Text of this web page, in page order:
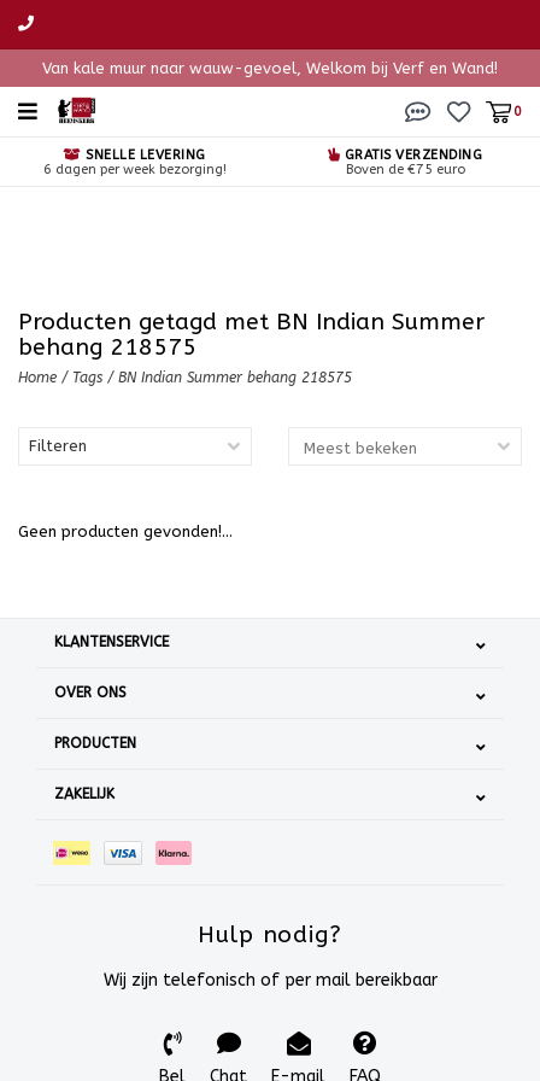
Van kale muur naar wauw-gevoel, Welkom bij Verf en Wand!
0
SNELLE LEVERING
6 dagen per week bezorging!
GRATIS VERZENDING
Boven de €75 euro
Producten getagd met BN Indian Summer
behang 218575
Home / Tags / BN Indian Summer behang 218575
Filteren
Geen producten gevonden!...
KLANTENSERVICE
OVER ONS
PRODUCTEN
ZAKELIJK
Hulp nodig?
Wij zijn telefonisch of per mail bereikbaar
Bel Chat E-mail FAQ